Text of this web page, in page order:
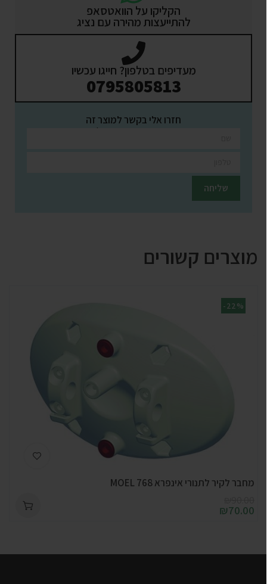
הקליקו על הוואטסאפ
להתייעצות מהירה עם נציג
מעדיפים בטלפון? חייגו עכשיו
0795805813
חזרו אלי בקשר למוצר זה
השאירו פרטים ונציגינו יחזרו אליכם בהקדם
מוצרים קשורים
-22%
מחבר לקיר לתנורי אינפרא 768 MOEL
₪70.00